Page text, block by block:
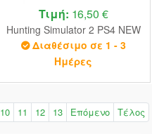
Τιμή: 16,50 €
Hunting Simulator 2 PS4 NEW
Διαθέσιμο σε 1 - 3
Ημέρες
10 11 12 13 Επόμενο Τέλος